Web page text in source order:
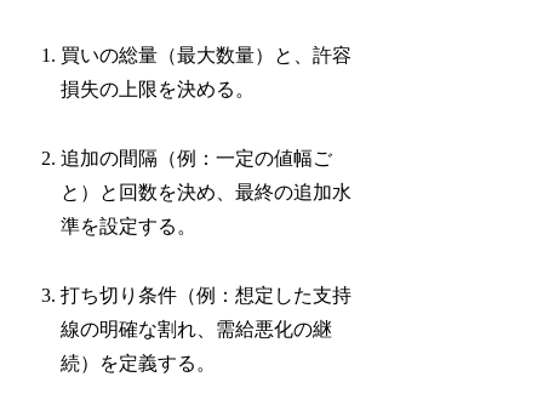
買いの総量（最大数量）と、許容
損失の上限を決める。
追加の間隔（例：一定の値幅ご
と）と回数を決め、最終の追加水
準を設定する。
打ち切り条件（例：想定した支持
線の明確な割れ、需給悪化の継
続）を定義する。